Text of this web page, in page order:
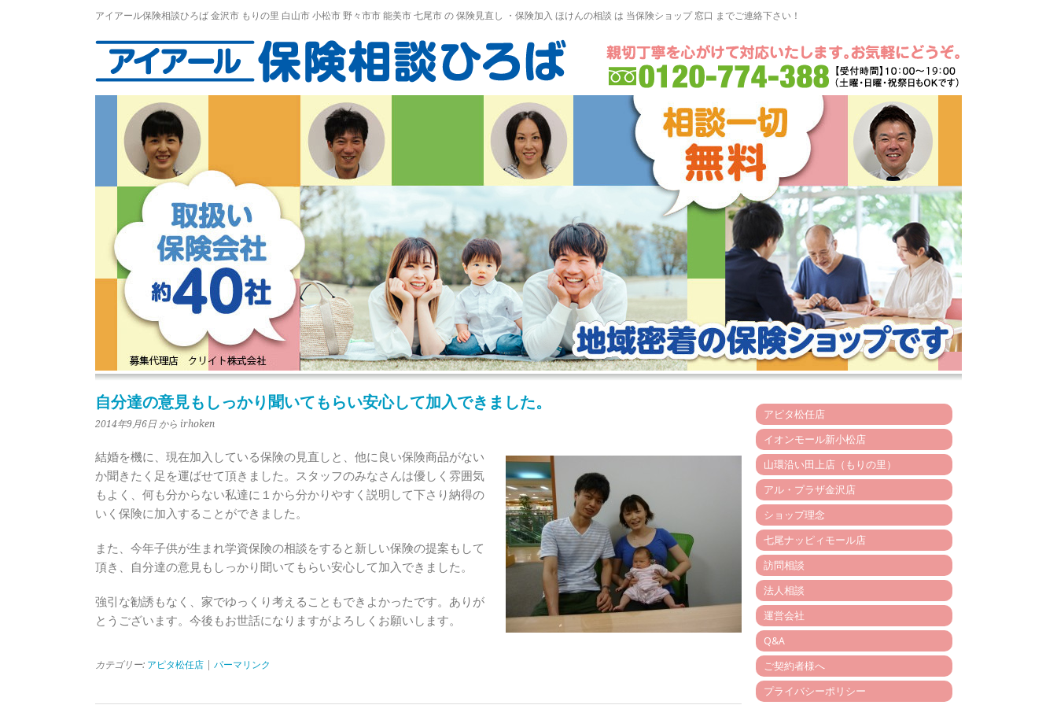
アイアール保険相談ひろば 金沢市 もりの里 白山市 小松市 野々市市 能美市 七尾市 の 保険見直し ・保険加入 ほけんの相談 は 当保険ショップ 窓口 までご連絡下さい！
自分達の意見もしっかり聞いてもらい安心して加入できました。
2014年9月6日 から irhoken
結婚を機に、現在加入している保険の見直しと、他に良い保険商品がない
か聞きたく足を運ばせて頂きました。スタッフのみなさんは優しく雰囲気
もよく、何も分からない私達に１から分かりやすく説明して下さり納得の
いく保険に加入することができました。
また、今年子供が生まれ学資保険の相談をすると新しい保険の提案もして
頂き、自分達の意見もしっかり聞いてもらい安心して加入できました。
強引な勧誘もなく、家でゆっくり考えることもできよかったです。ありが
とうございます。今後もお世話になりますがよろしくお願いします。
カテゴリー: アピタ松任店 パーマリンク
アピタ松任店
イオンモール新小松店
山環沿い田上店（もりの里）
アル・プラザ金沢店
ショップ理念
七尾ナッピィモール店
訪問相談
法人相談
運営会社
Q&A
ご契約者様へ
プライバシーポリシー